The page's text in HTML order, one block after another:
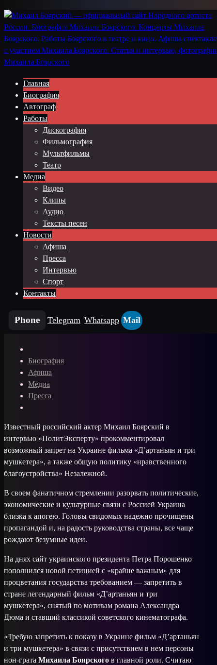
Главная
Биография
Автограф
Работы
Дискография
Фильмография
Мультфильмы
Театр
Медиа
Видео
Клипы
Аудио
Тексты песен
Новости
Афиша
Пресса
Интервью
Спорт
Контакты
Phone Telegram Whatsapp Mail
Биография
Афиша
Медиа
Пресса
Известный российский актер Михаил Боярский в
интервью «ПолитЭксперту» прокомментировал
возможный запрет на Украине фильма «Д’артаньян и три
мушкетера», а также общую политику «нравственного
благоустройства» Незалежной.
В своем фанатичном стремлении разорвать политические,
экономические и культурные связи с Россией Украина
близка к апогею. Головы свидомых надежно прочищены
пропагандой и, на радость руководства страны, все чаще
рождают безумные идеи.
На днях сайт украинского президента Петра Порошенко
пополнился новой петицией с «крайне важным» для
процветания государства требованием — запретить в
стране легендарный фильм «Д’артаньян и три
мушкетера», снятый по мотивам романа Александра
Дюма и ставший классикой советского кинематографа.
«Требую запретить к показу в Украине фильм «Д’артаньян
и три мушкетера» в связи с присутствием в нем персоны
нон-грата Михаила Боярского в главной роли. Считаю